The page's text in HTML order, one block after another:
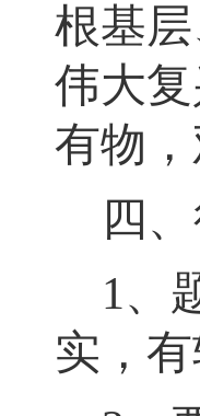
根基层
伟大
有物 ，
四
1、
实 ，